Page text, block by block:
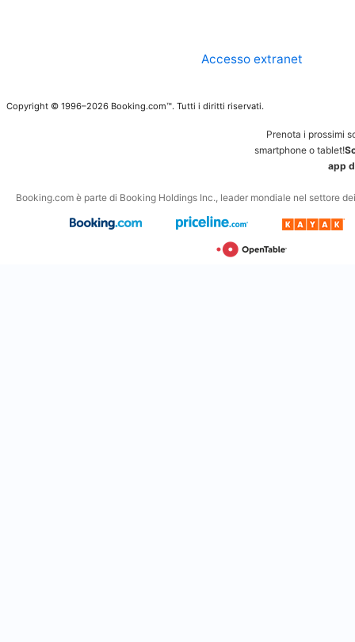
Accesso extranet
Copyright © 1996–2026 Booking.com™. Tutti i diritti riservati.
Prenota i prossimi
smartphone o tablet!
app
Booking.com è parte di Booking Holdings Inc., leader mondiale nel settore